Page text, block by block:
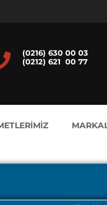
(0216) 630 00 03
(0212) 621 00 77